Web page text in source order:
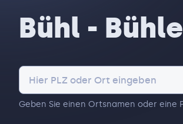
Bühl -
Geben Sie einen Ortsnamen oder eine